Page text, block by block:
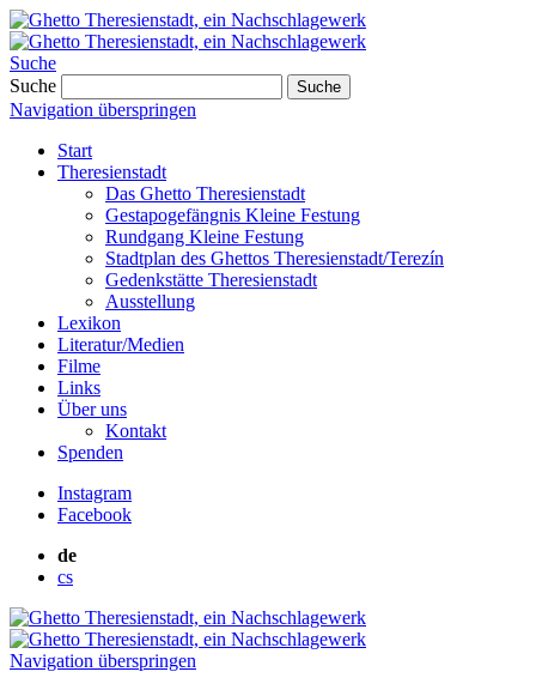
Suche
Suche
Suche
Navigation überspringen
Start
Theresienstadt
Das Ghetto Theresienstadt
Gestapogefängnis Kleine Festung
Rundgang Kleine Festung
Stadtplan des Ghettos Theresienstadt/Terezín
Gedenkstätte Theresienstadt
Ausstellung
Lexikon
Literatur/Medien
Filme
Links
Über uns
Kontakt
Spenden
Instagram
Facebook
de
cs
Navigation überspringen